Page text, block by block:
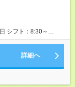
シフト：8:30～
要相談）
詳細へ